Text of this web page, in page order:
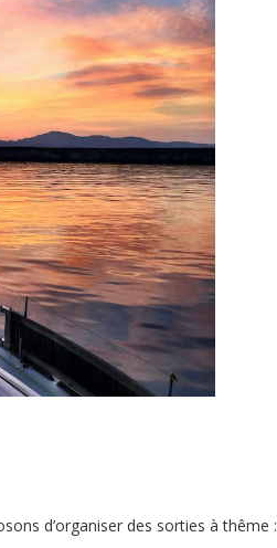
d’organiser des sorties à thême :